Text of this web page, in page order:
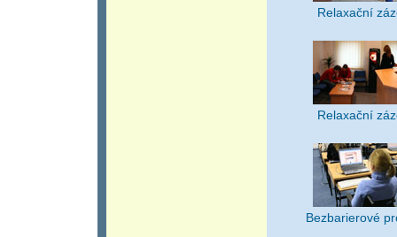
Relaxační
Relaxační
Bezbarierové